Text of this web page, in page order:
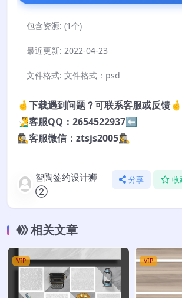
包含资源: (1个)
最近更新: 2022-04-23
文件格式: 文件格式：psd
🤞下载遇到问题？可联系客服或反馈🤞
🧏‍♂️客服QQ：2654522937⬅️
🕵️‍♀️客服微信：ztsjs2005🕵️‍♀️
智陶签约设计狮
②
分享 收
相关文章
VIP VIP